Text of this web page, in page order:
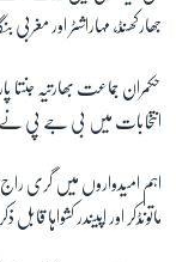
جھارکھنڈ، مہاراشٹر اور
حکمران جماعت بھارتیہ
انتخابات میں بی جے پی نے ان علاقوں سے
اہم امیدواروں میں گری راج
ماتونڈکر اور اپیندر کشواہا قابل